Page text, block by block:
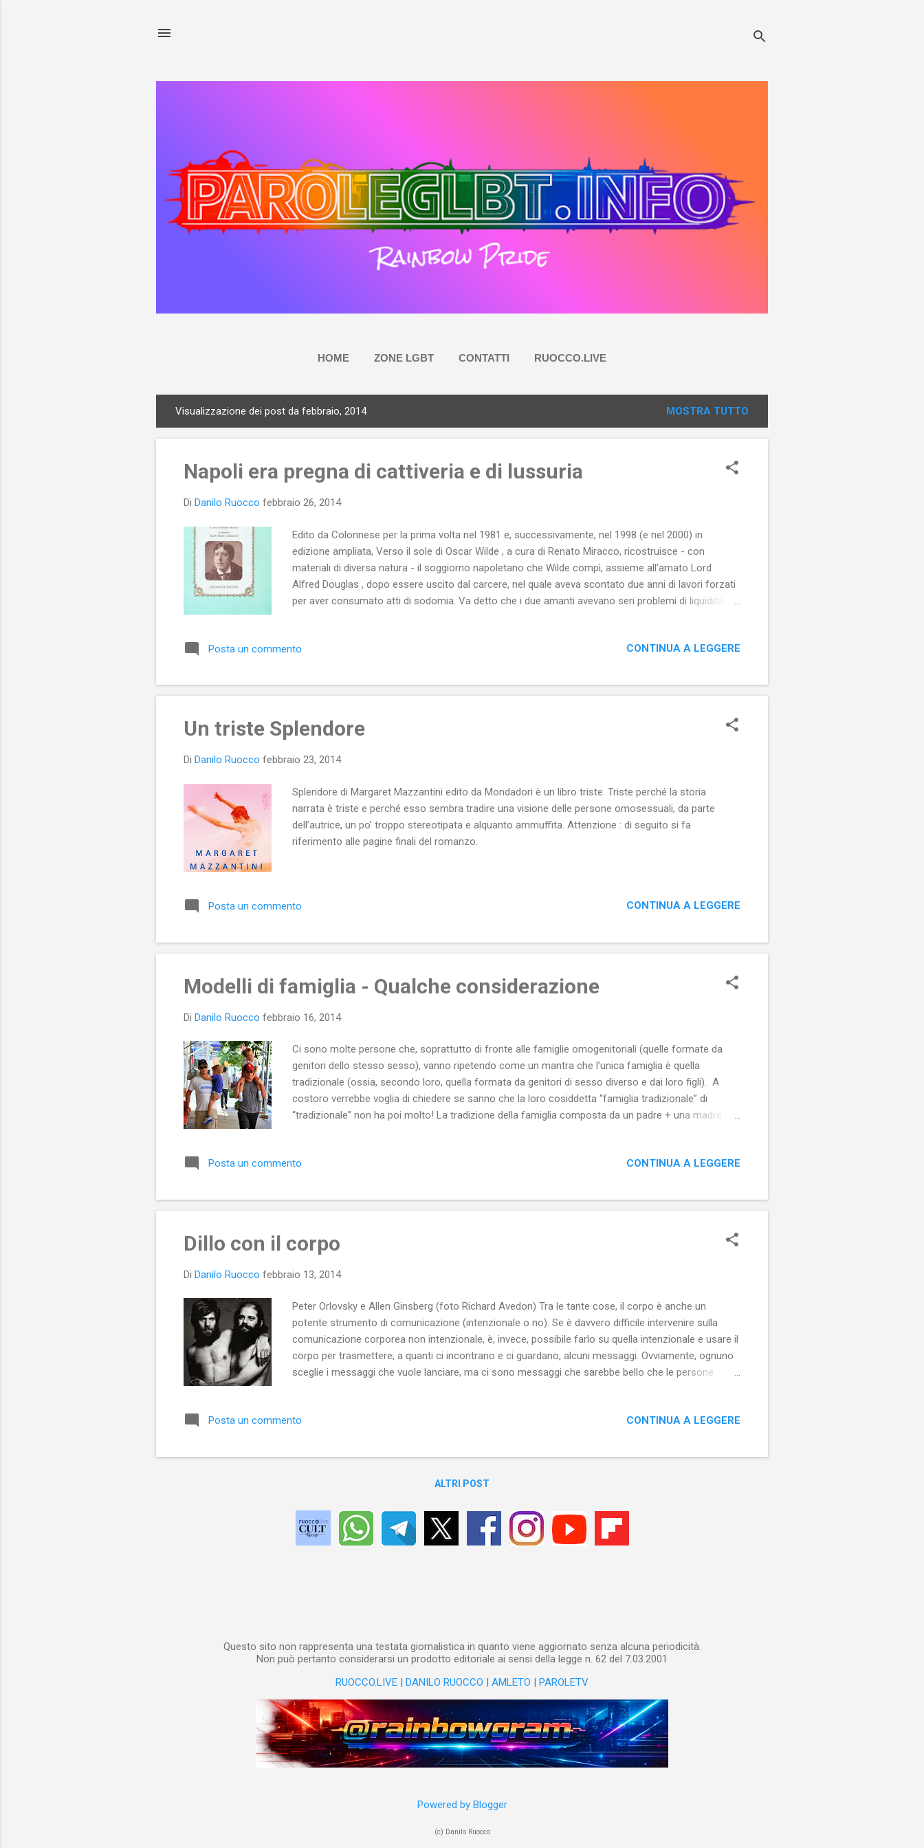
HOME ZONE LGBT CONTATTI RUOCCO.LIVE
o
Visualizzazione dei post da febbraio, 2014 MOSTRA TUTTO
Napoli era pregna di cattiveria e di lussuria
Di Danilo Ruocco febbraio 26, 2014
Edito da Colonnese per la prima volta nel 1981 e, successivamente, nel 1998 (e nel 2000) in
edizione ampliata, Verso il sole di Oscar Wilde , a cura di Renato Miracco, ricostruisce - con
materiali di diversa natura - il soggiorno napoletano che Wilde compì, assieme all’amato Lord
Alfred Douglas , dopo essere uscito dal carcere, nel quale aveva scontato due anni di lavori forzati
per aver consumato atti di sodomia. Va detto che i due amanti avevano seri problemi di liquidità
furono loro tagliati e si fece di tutto perché si lasciassero: sembrava davvero troppo che Wilde
ragiona con amici e avvocati nella corrispondenza riportata dal curatore nel volume. Si tratta di
lettere nelle q...
Posta un commento CONTINUA A LEGGERE
Un triste Splendore
Di Danilo Ruocco febbraio 23, 2014
Splendore di Margaret Mazzantini edito da Mondadori è un libro triste. Triste perché la storia
narrata è triste e perché esso sembra tradire una visione delle persone omosessuali, da parte
dell’autrice, un po’ troppo stereotipata e alquanto ammuffita. Attenzione : di seguito si fa
riferimento alle pagine finali del romanzo.
Posta un commento CONTINUA A LEGGERE
Modelli di famiglia - Qualche considerazione
Di Danilo Ruocco febbraio 16, 2014
Ci sono molte persone che, soprattutto di fronte alle famiglie omogenitoriali (quelle formate da
genitori dello stesso sesso), vanno ripetendo come un mantra che l’unica famiglia è quella
tradizionale (ossia, secondo loro, quella formata da genitori di sesso diverso e dai loro figli). A
costoro verrebbe voglia di chiedere se sanno che la loro cosiddetta “famiglia tradizionale” di
“tradizionale” non ha poi molto! La tradizione della famiglia composta da un padre + una madre +
oggi, nel mondo è un modello minoritario che convive con altri modelli-famiglia. Per stare alla
+ diversi padri + figli) resta il modello-famiglia maggiormente diffuso nel mondo e da molto più
tempo di que...
Posta un commento CONTINUA A LEGGERE
Dillo con il corpo
Di Danilo Ruocco febbraio 13, 2014
Peter Orlovsky e Allen Ginsberg (foto Richard Avedon) Tra le tante cose, il corpo è anche un
potente strumento di comunicazione (intenzionale o no). Se è davvero difficile intervenire sulla
comunicazione corporea non intenzionale, è, invece, possibile farlo su quella intenzionale e usare il
corpo per trasmettere, a quanti ci incontrano e ci guardano, alcuni messaggi. Ovviamente, ognuno
sceglie i messaggi che vuole lanciare, ma ci sono messaggi che sarebbe bello che le persone
composte da persone GLBT che, in pubblico, mantengano una distanza che è più consona tra
omofobe e sia per pudore, non tenendo conto del fatto che mostrare il possibile, rende il possibile
Posta un commento CONTINUA A LEGGERE
ALTRI POST
Questo sito non rappresenta una testata giornalistica in quanto viene aggiornato senza alcuna periodicità.
Non può pertanto considerarsi un prodotto editoriale ai sensi della legge n. 62 del 7.03.2001
RUOCCO.LIVE | DANILO RUOCCO | AMLETO | PAROLETV
Powered by Blogger
(c) Danilo Ruocco